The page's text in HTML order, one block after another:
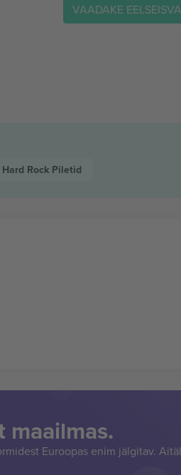
VAADAKE
Hard Rock Piletid
maailmas.
Euroopas enim jälgitav.